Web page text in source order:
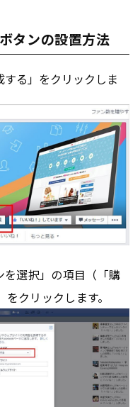
タンの設置方法
する」をクリックしま
を選択」の項目（「購
クリックします。